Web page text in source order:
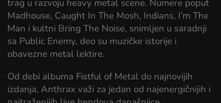
trag u razvoju heavy metal scene. Numere poput
Madhouse, Caught In The Mosh, Indians, I’m The
Man i kultni Bring The Noise, snimljen u saradnji
sa Public Enemy, deo su muzičke istorije i
obavezne metal lektire.
Od debi albuma Fistful of Metal do najnovijih
izdanja, Anthrax važi za jedan od najenergičnijih i